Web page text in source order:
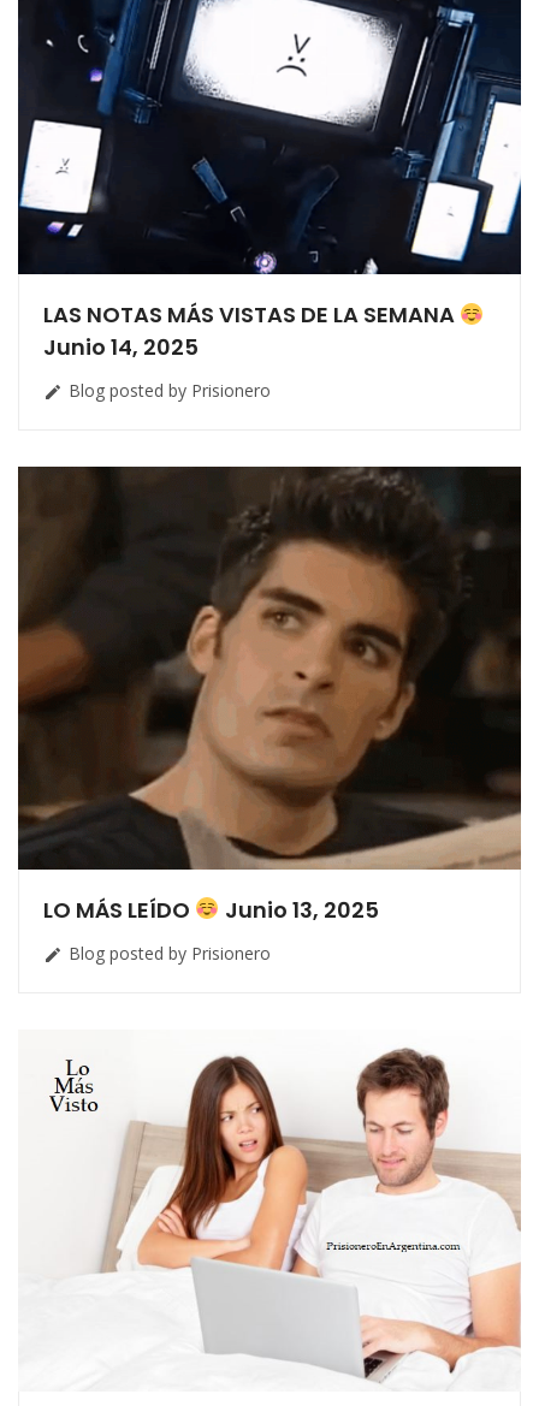
LAS NOTAS MÁS VISTAS DE LA SEMANA
Junio 14, 2025
 Blog posted by Prisionero
LO MÁS LEÍDO Junio 13, 2025
 Blog posted by Prisionero